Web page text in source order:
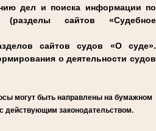
дел и поиска информации по
сайтов «Судебное
сайтов судов «О суде».
о деятельности судов
могут быть направлены на бумажном
действующим законодательством.